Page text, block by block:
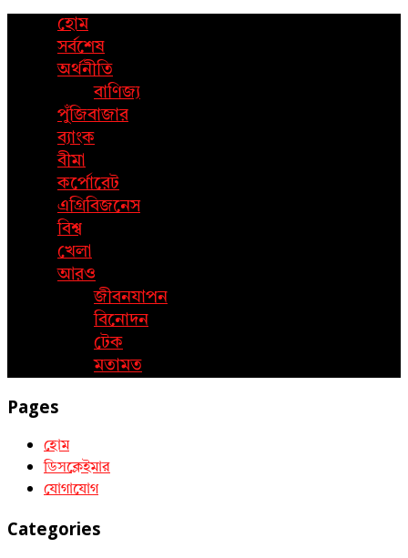
হোম
সর্বশেষ
অর্থনীতি
বাণিজ্য
পুঁজিবাজার
ব্যাংক
বীমা
কর্পোরেট
এগ্রিবিজনেস
বিশ্ব
খেলা
আরও
জীবনযাপন
বিনোদন
টেক
মতামত
Pages
হোম
ডিসক্লেইমার
যোগাযোগ
Categories